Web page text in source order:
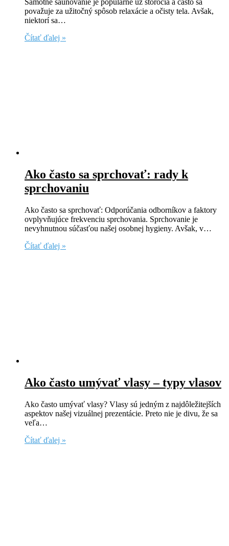
Samotné saunovanie je populárne už storočia a často sa
považuje za užitočný spôsob relaxácie a očisty tela. Avšak,
niektorí sa…
Čítať ďalej »
Ako často sa sprchovať: rady k
sprchovaniu
Ako často sa sprchovať: Odporúčania odborníkov a faktory
ovplyvňujúce frekvenciu sprchovania. Sprchovanie je
nevyhnutnou súčasťou našej osobnej hygieny. Avšak, v…
Čítať ďalej »
Ako často umývať vlasy – typy vlasov
Ako často umývať vlasy? Vlasy sú jedným z najdôležitejších
aspektov našej vizuálnej prezentácie. Preto nie je divu, že sa
veľa…
Čítať ďalej »